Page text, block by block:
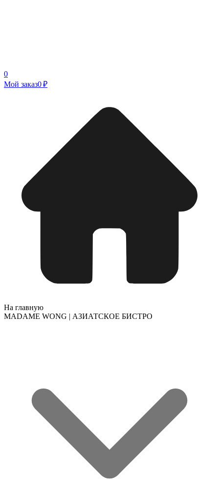
0
Мой заказ0 ₽
На главную
MADAME WONG | АЗИАТСКОЕ БИСТРО